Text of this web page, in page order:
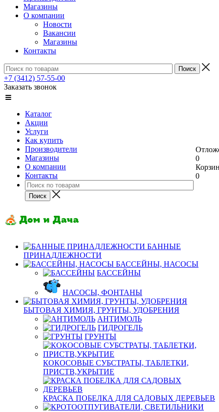
Магазины
О компании
Новости
Вакансии
Магазины
Контакты
+7 (3412) 57-55-00
Заказать звонок
Каталог
Акции
Услуги
Как купить
Производители
Магазины
О компании
Контакты
0
0
БАННЫЕ
ПРИНАДЛЕЖНОСТИ
БАССЕЙНЫ, НАСОСЫ
БАССЕЙНЫ
НАСОСЫ, ФОНТАНЫ
БЫТОВАЯ ХИМИЯ, ГРУНТЫ, УДОБРЕНИЯ
АНТИМОЛЬ
ГИДРОГЕЛЬ
ГРУНТЫ
КОКОСОВЫЕ СУБСТРАТЫ, ТАБЛЕТКИ,
ПРИСТВ,УКРЫТИЕ
КРАСКА ПОБЕЛКА ДЛЯ САДОВЫХ ДЕРЕВЬЕВ